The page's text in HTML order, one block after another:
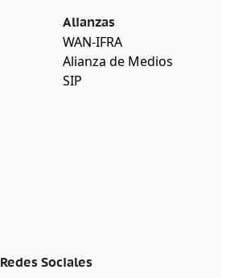
Alianzas
WAN-IFRA
Alianza de Medios
SIP
Redes Sociales